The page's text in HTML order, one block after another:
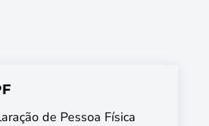
de Pessoa Física